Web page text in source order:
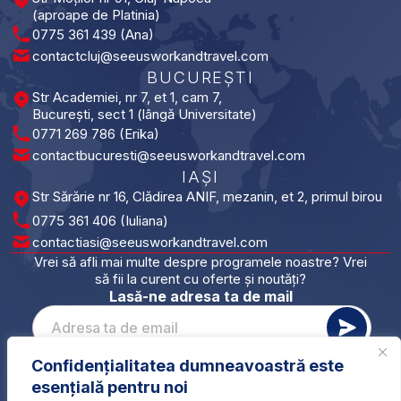
Confidențialitatea dumneavoastră este
esențială pentru noi
(aproape de Platinia)
0775 361 439 (Ana)
contactcluj@seeusworkandtravel.com
BUCUREȘTI​
Str Academiei, nr 7, et 1, cam 7,
București, sect 1 (lângă Universitate)
0771 269 786 (Erika)
contactbucuresti@seeusworkandtravel.com
IAȘI​
Str Sărărie nr 16, Clădirea ANIF, mezanin, et 2, primul birou
0775 361 406 (Iuliana)
contactiasi@seeusworkandtravel.com
Vrei să afli mai multe despre programele noastre? Vrei
să fii la curent cu oferte și noutăți?
Lasă-ne adresa ta de mail
*Vreau să primesc newsletterul și sunt de acord cu
prelucrarea datelor mele conform GDPR.
Please leave this field empty.